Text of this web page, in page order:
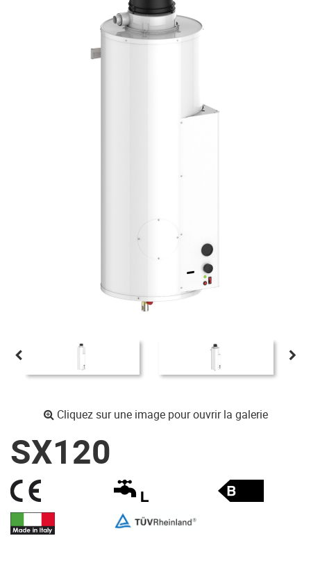
Cliquez sur une image pour ouvrir la galerie
SX120